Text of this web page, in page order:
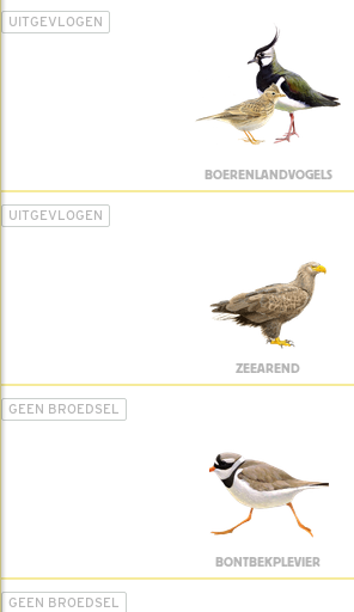
UITGEVLOGEN
BOERENLANDVOGELS
UITGEVLOGEN
ZEEAREND
GEEN BROEDSEL
BONTBEKPLEVIER
GEEN BROEDSEL